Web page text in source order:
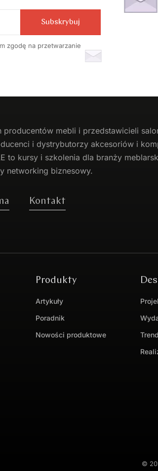
zgodę na przetwarzanie
Subskrybuj
producentów mebli i przedstawicieli
i dystrybutorzy akcesoriów i
to kursy i szkolenia dla branży
networking biznesowy.
Kontakt
Produkty
Artykuły
Poradnik
Nowości produktowe
©